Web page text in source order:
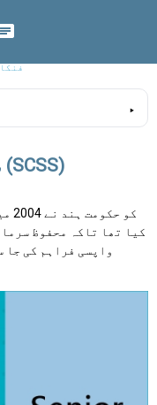
سینئر سٹیزن سیونگ سکیم (SCSS)
کیا تھا تاکہ محفوظ
واپسی فراہم کی جا